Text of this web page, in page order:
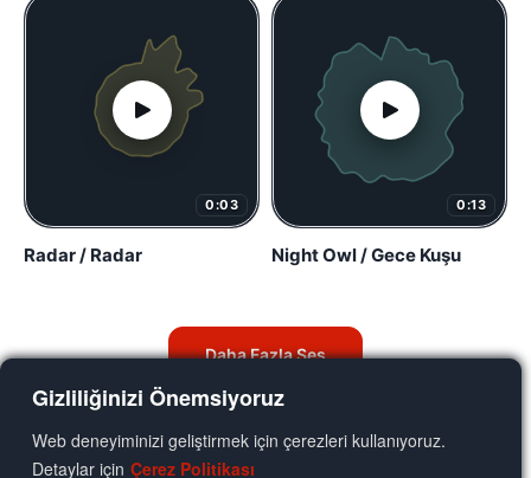
Gizliliğinizi Önemsiyoruz
Web deneyiminizi geliştirmek için çerezleri kullanıyoruz.
Detaylar için Çerez Politikası
0:03
Radar / Radar
0:13
Night Owl / Gece Kuşu
Daha Fazla Ses